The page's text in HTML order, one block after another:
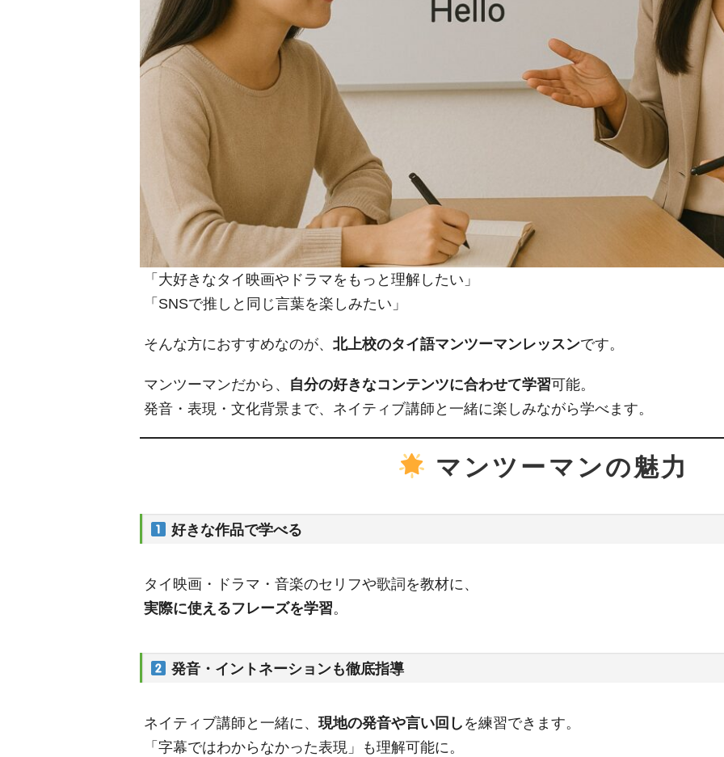
「大好きなタイ映画やドラマをもっと理解したい」
「SNSで推しと同じ言葉を楽しみたい」
そんな方におすすめなのが、 北上校のタイ語マンツーマンレッスンです。
マンツーマンだから、 自分の好きなコンテンツに合わせて学習可能。
発音・表現・文化背景まで、ネイティブ講師と一緒に楽しみながら学べます。
マンツーマンの魅力
好きな作品で学べる
タイ映画・ドラマ・音楽のセリフや歌詞を教材に、
実際に使えるフレーズを学習。
発音・イントネーションも徹底指導
ネイティブ講師と一緒に、 現地の発音や言い回し を練習できます。
「字幕ではわからなかった表現」も理解可能に。